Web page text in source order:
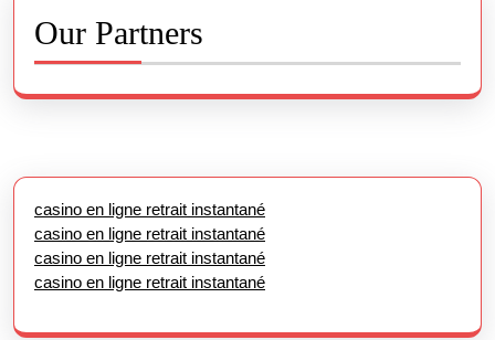
Our Partners
casino en ligne retrait instantané
casino en ligne retrait instantané
casino en ligne retrait instantané
casino en ligne retrait instantané